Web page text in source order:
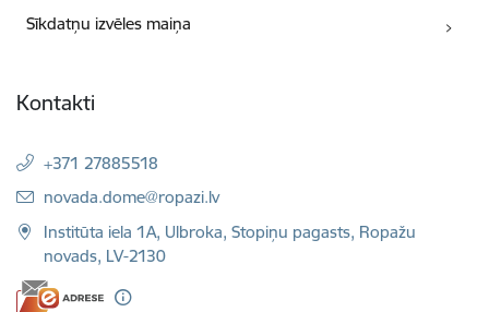
Sīkdatņu izvēles maiņa
Kontakti
+371 27885518
E-pasts:
novada.dome@ropazi.lv
Institūta iela 1A, Ulbroka, Stopiņu pagasts, Ropažu
novads, LV-2130